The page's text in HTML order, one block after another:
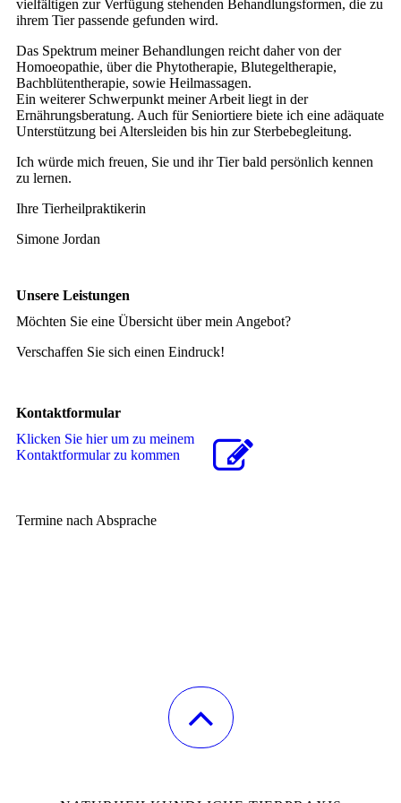
vielfältigen zur Verfügung stehenden Behandlungsformen, die zu
ihrem Tier passende gefunden wird.
Das Spektrum meiner Behandlungen reicht daher von der
Homoeopathie, über die Phytotherapie, Blutegeltherapie,
Bachblütentherapie, sowie Heilmassagen.
Ein weiterer Schwerpunkt meiner Arbeit liegt in der
Ernährungsberatung. Auch für Seniortiere biete ich eine adäquate
Unterstützung bei Altersleiden bis hin zur Sterbebegleitung.
Ich würde mich freuen, Sie und ihr Tier bald persönlich kennen
zu lernen.
Ihre Tierheilpraktikerin
Simone Jordan
Unsere Leistungen
Möchten Sie eine Übersicht über mein Angebot?
Verschaffen Sie sich einen Eindruck!
Kontaktformular
Klicken Sie hier um zu meinem
Kon­takt­for­mu­lar zu kommen
Termine nach Absprache